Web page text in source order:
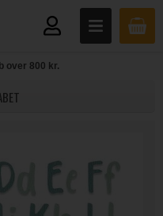
over 800 kr.